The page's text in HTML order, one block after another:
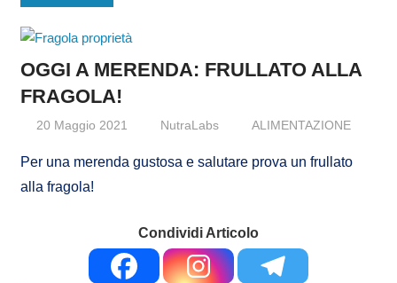
OGGI A MERENDA: FRULLATO ALLA
FRAGOLA!
20 Maggio 2021 NutraLabs ALIMENTAZIONE
Per una merenda gustosa e salutare prova un frullato
alla fragola!
Condividi Articolo